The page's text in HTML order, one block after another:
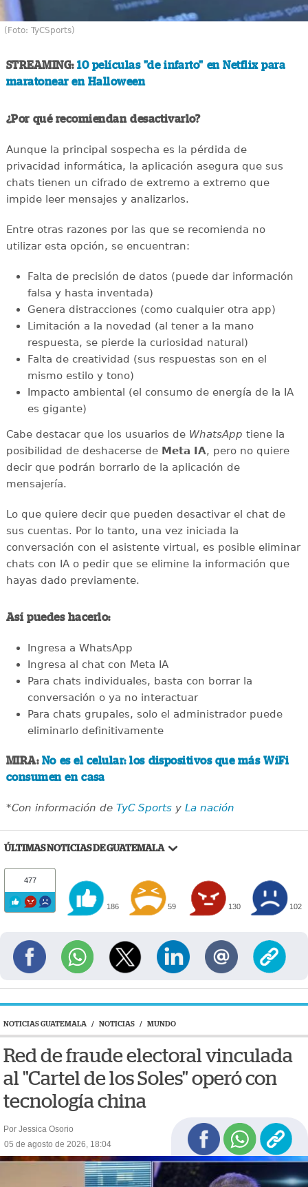
(Foto: TyCSports)
STREAMING:10 películas "de infarto" en Netflix para
maratonear en Halloween
¿Por qué recomiendan desactivarlo?
Aunque la principal sospecha es la pérdida de
privacidad informática, la aplicación asegura que sus
chats tienen un cifrado de extremo a extremo que
impide leer mensajes y analizarlos.
Entre otras razones por las que se recomienda no
utilizar esta opción, se encuentran:
Falta de precisión de datos (puede dar información
falsa y hasta inventada)
Genera distracciones (como cualquier otra app)
Limitación a la novedad (al tener a la mano
respuesta, se pierde la curiosidad natural)
Falta de creatividad (sus respuestas son en el
mismo estilo y tono)
Impacto ambiental (el consumo de energía de la IA
es gigante)
Cabe destacar que los usuarios de WhatsApp tiene la
posibilidad de deshacerse de Meta IA, pero no quiere
decir que podrán borrarlo de la aplicación de
mensajería.
Lo que quiere decir que pueden desactivar el chat de
sus cuentas. Por lo tanto, una vez iniciada la
conversación con el asistente virtual, es posible eliminar
chats con IA o pedir que se elimine la información que
hayas dado previamente.
Así puedes hacerlo:
Ingresa a WhatsApp
Ingresa al chat con Meta IA
Para chats individuales, basta con borrar la
conversación o ya no interactuar
Para chats grupales, solo el administrador puede
eliminarlo definitivamente
MIRA:No es el celular: los dispositivos que más WiFi
consumen en casa
*Con información deTyC Sportsy La nación
ÚLTIMAS NOTICIAS DE GUATEMALA
477
186 59 130 102
NOTICIAS GUATEMALA / NOTICIAS / MUNDO
Red de fraude electoral vinculada
al "Cartel de los Soles" operó con
tecnología china
Por Jessica Osorio
05 de agosto de 2026, 18:04